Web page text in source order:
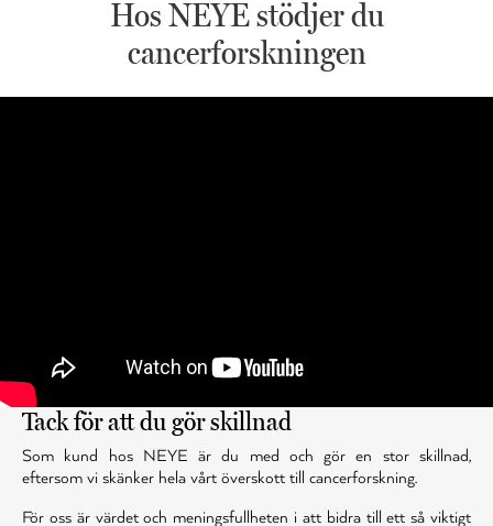
Hos NEYE stödjer du
cancerforskningen
Tack för att du gör skillnad
Som kund hos NEYE är du med och gör en stor skillnad,
eftersom vi skänker hela vårt överskott till cancerforskning.
För oss är värdet och meningsfullheten i att bidra till ett så viktigt